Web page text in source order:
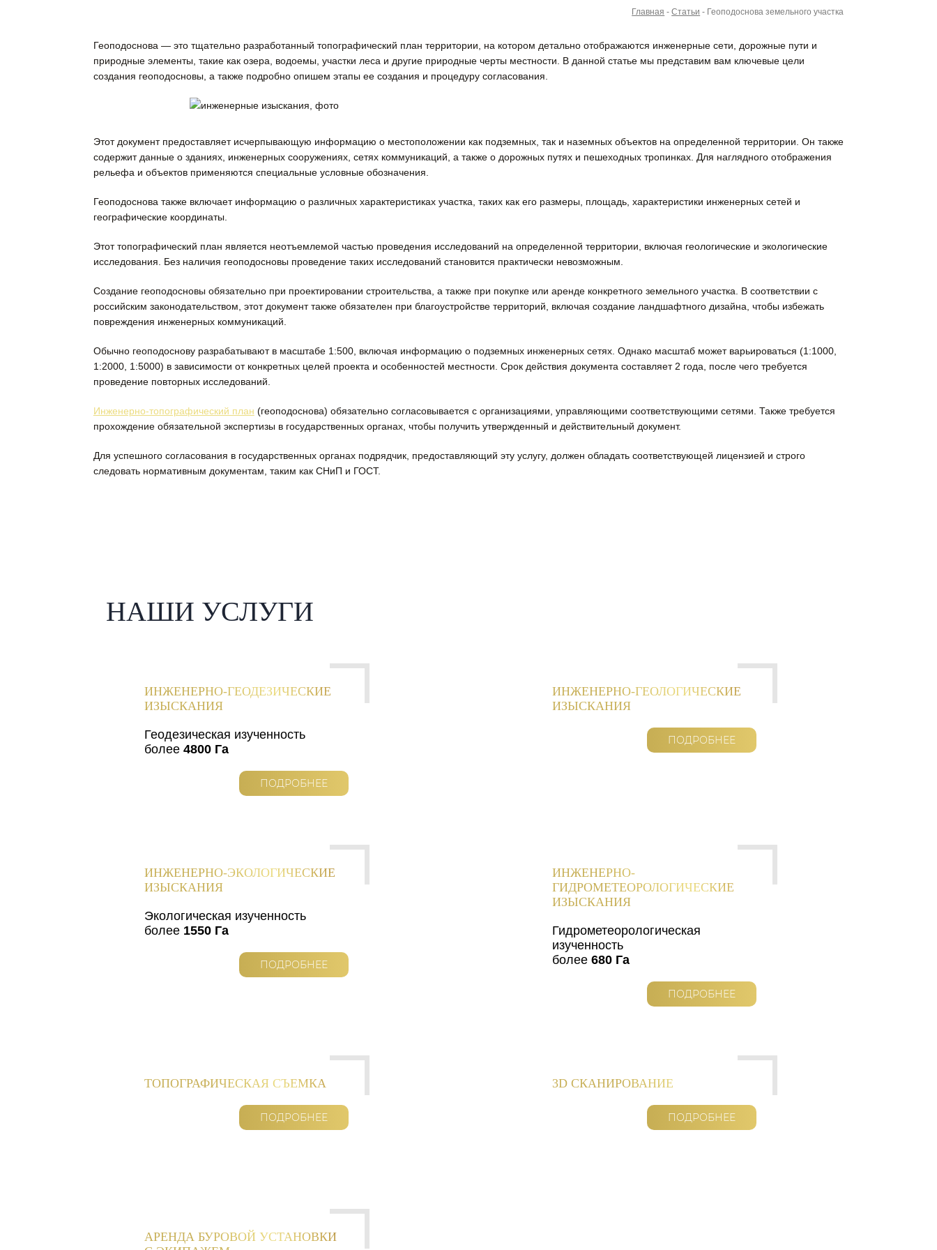
Главная -Статьи - Геоподоснова земельного участка
Геоподоснова — это тщательно разработанный топографический план территории, на котором детально отображаются инженерные сети, дорожные пути и
природные элементы, такие как озера, водоемы, участки леса и другие природные черты местности. В данной статье мы представим вам ключевые цели
создания геоподосновы, а также подробно опишем этапы ее создания и процедуру согласования.
Этот документ предоставляет исчерпывающую информацию о местоположении как подземных, так и наземных объектов на определенной территории. Он также
содержит данные о зданиях, инженерных сооружениях, сетях коммуникаций, а также о дорожных путях и пешеходных тропинках. Для наглядного отображения
рельефа и объектов применяются специальные условные обозначения.
Геоподоснова также включает информацию о различных характеристиках участка, таких как его размеры, площадь, характеристики инженерных сетей и
географические координаты.
Этот топографический план является неотъемлемой частью проведения исследований на определенной территории, включая геологические и экологические
исследования. Без наличия геоподосновы проведение таких исследований становится практически невозможным.
Создание геоподосновы обязательно при проектировании строительства, а также при покупке или аренде конкретного земельного участка. В соответствии с
российским законодательством, этот документ также обязателен при благоустройстве территорий, включая создание ландшафтного дизайна, чтобы избежать
повреждения инженерных коммуникаций.
Обычно геоподоснову разрабатывают в масштабе 1:500, включая информацию о подземных инженерных сетях. Однако масштаб может варьироваться (1:1000,
1:2000, 1:5000) в зависимости от конкретных целей проекта и особенностей местности. Срок действия документа составляет 2 года, после чего требуется
проведение повторных исследований.
Инженерно-топографический план (геоподоснова) обязательно согласовывается с организациями, управляющими соответствующими сетями. Также требуется
прохождение обязательной экспертизы в государственных органах, чтобы получить утвержденный и действительный документ.
Для успешного согласования в государственных органах подрядчик, предоставляющий эту услугу, должен обладать соответствующей лицензией и строго
следовать нормативным документам, таким как СНиП и ГОСТ.
НАШИ УСЛУГИ
ИНЖЕНЕРНО-ГЕОДЕЗИЧЕСКИЕ
ИЗЫСКАНИЯ
Геодезическая изученность
более 4800 Га
ПОДРОБНЕЕ
ИНЖЕНЕРНО-ГЕОЛОГИЧЕСКИЕ
ИЗЫСКАНИЯ
ПОДРОБНЕЕ
ИНЖЕНЕРНО-ЭКОЛОГИЧЕСКИЕ
ИЗЫСКАНИЯ
Экологическая изученность
более 1550 Га
ПОДРОБНЕЕ
ИНЖЕНЕРНО-
ГИДРОМЕТЕОРОЛОГИЧЕСКИЕ
ИЗЫСКАНИЯ
Гидрометеорологическая
изученность
более 680 Га
ПОДРОБНЕЕ
ТОПОГРАФИЧЕСКАЯ СЪЕМКА
ПОДРОБНЕЕ
3D СКАНИРОВАНИЕ
ПОДРОБНЕЕ
АРЕНДА БУРОВОЙ УСТАНОВКИ